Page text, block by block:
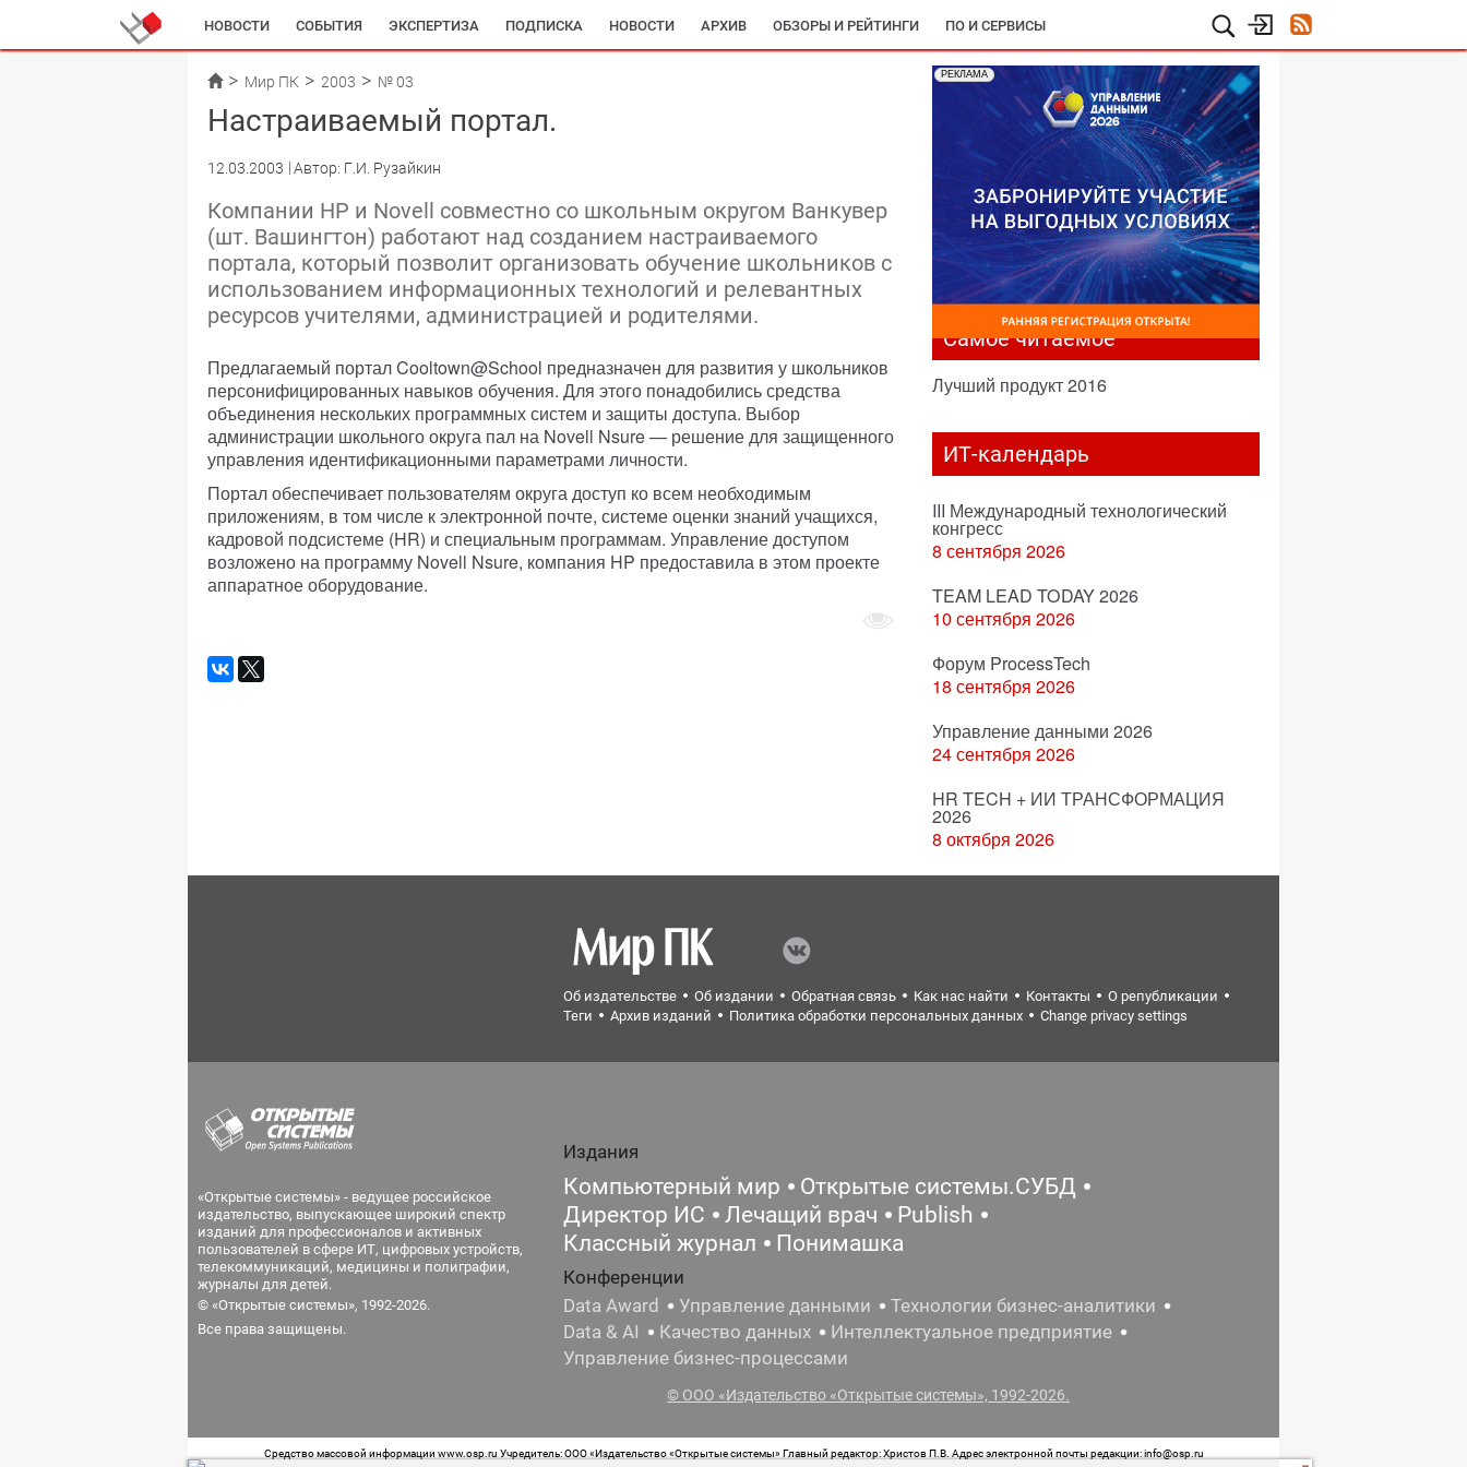
НОВОСТИ СОБЫТИЯ ЭКСПЕРТИЗА ПОДПИСКА НОВОСТИ АРХИВ ОБЗОРЫ И РЕЙТИНГИ ПО И СЕРВИСЫ
Мир ПК 2003 № 03
Настраиваемый портал.
12.03.2003 Автор: Г.И. Рузайкин
Компании HP и Novell совместно со школьным округом Ванкувер
(шт. Вашингтон) работают над созданием настраиваемого
портала, который позволит организовать обучение школьников с
использованием информационных технологий и релевантных
ресурсов учителями, администрацией и родителями.
Предлагаемый портал Cooltown@School предназначен для развития у школьников
персонифицированных навыков обучения. Для этого понадобились средства
объединения нескольких программных систем и защиты доступа. Выбор
администрации школьного округа пал на Novell Nsure — решение для защищенного
управления идентификационными параметрами личности.
Портал обеспечивает пользователям округа доступ ко всем необходимым
приложениям, в том числе к электронной почте, системе оценки знаний учащихся,
кадровой подсистеме (HR) и специальным программам. Управление доступом
возложено на программу Novell Nsure, компания HP предоставила в этом проекте
аппаратное оборудование.
РЕКЛАМА
Самое читаемое
Лучший продукт 2016
ИТ-календарь
III Международный технологический
конгресс
8 сентября 2026
TEAM LEAD TODAY 2026
10 сентября 2026
Форум ProcessTech
18 сентября 2026
Управление данными 2026
24 сентября 2026
HR TECH + ИИ ТРАНСФОРМАЦИЯ
2026
8 октября 2026
Об издательстве Об издании Обратная связь Как нас найти Контакты
О републикации
Теги
Архив изданий Политика обработки персональных данных Change privacy settings
«Открытые системы» - ведущее российское
издательство, выпускающее широкий спектр
изданий для профессионалов и активных
пользователей в сфере ИТ, цифровых устройств,
телекоммуникаций, медицины и полиграфии,
журналы для детей.
© «Открытые системы», 1992-2026.
Все права защищены.
Издания
Компьютерный мир
Открытые системы.СУБД
Директор ИС
Лечащий врач
Publish
Классный журнал
Понимашка
Конференции
Data Award
Управление данными
Технологии бизнес-аналитики
Data & AI
Качество данных
Интеллектуальное предприятие
Управление бизнес-процессами
© ООО «Издательство «Открытые системы», 1992-2026.
Средство массовой информации www.osp.ru Учредитель: ООО «Издательство «Открытые системы» Главный редактор: Христов П.В. Адрес электронной почты редакции: info@osp.ru